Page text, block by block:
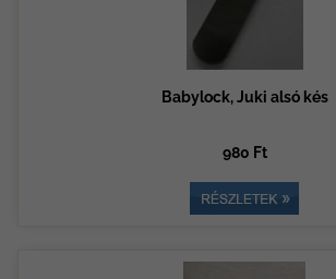
Babylock, Juki alsó kés
980 Ft